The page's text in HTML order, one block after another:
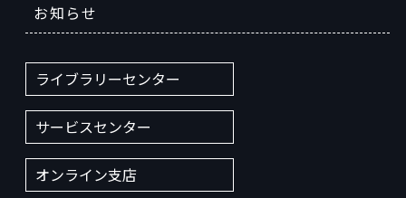
お知らせ
ライブラリーセンター
サービスセンター
オンライン支店